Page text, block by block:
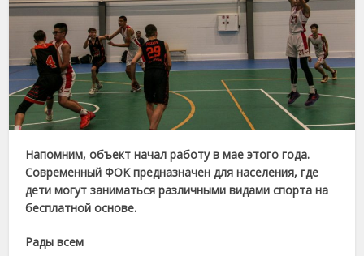
Напомним, объект начал работу в мае этого года.
Современный ФОК предназначен для населения, где
дети могут заниматься различными видами спорта на
бесплатной основе.
Рады всем